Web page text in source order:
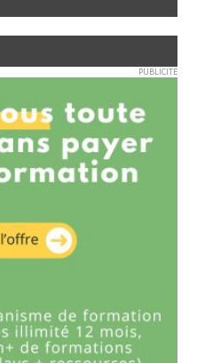
PUBLICITE